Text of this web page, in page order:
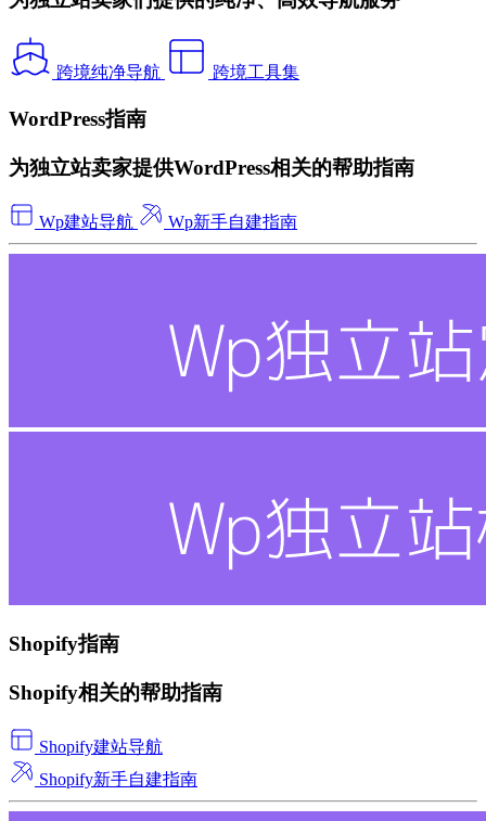
跨境纯净导航 跨境工具集
WordPress指南
为独立站卖家提供WordPress相关的帮助指南
Wp建站导航 Wp新手自建指南
Shopify指南
Shopify相关的帮助指南
Shopify建站导航
Shopify新手自建指南